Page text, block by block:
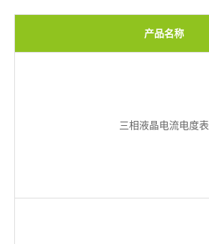
产品名称
三相液晶电流电度表